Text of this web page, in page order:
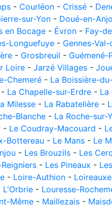
- Courléon - Crissé -
sur-Yon - Doué-en-
en Bocage - Évron - Fay-
Longuefuye - Gennes-
- Grosbreuil - Guémené-
Loire - Jarzé Villages -
Chemeré - La Boissière-
- La Chapelle-sur-Erdre - La
Milesse - La Rabatelière -
Blanche - La Roche-sur-
- Le Coudray-Macouard -
Bottereau - Le Mans - Le
- Les Brouzils - Les
- Les Pineaux -
- Loire-Authion -
L'Orbrie - Louresse-
Même - Maillezais -